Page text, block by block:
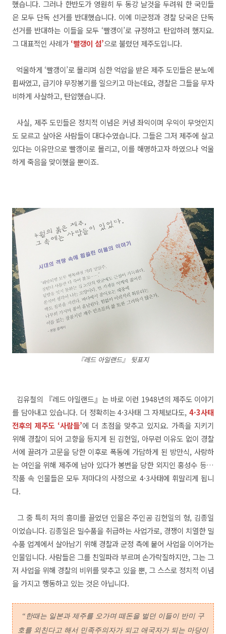
했습니다. 그러나 한반도가 영원히 두 동강 날것을 두려워 한 국민들
은 모두 단독 선거를 반대했습니다. 이에 미군정과 경찰 당국은 단독
선거를 반대하는 이들을 모두 ‘빨갱이’로 규정하고 탄압하려 했지요.
그 대표적인 사례가 ‘빨갱이 섬’으로 불렸던 제주도입니다.
억울하게 ‘빨갱이’로 몰리며 심한 억압을 받은 제주 도민들은 분노에
휩싸였고, 급기야 무장봉기를 일으키고 마는데요, 경찰은 그들을 무자
비하게 사살하고, 탄압했습니다.
사실, 제주 도민들은 정치적 이념은 커녕 좌익이며 우익이 무엇인지
도 모르고 살아온 사람들이 대다수였습니다. 그들은 그저 제주에 살고
있다는 이유만으로 빨갱이로 몰리고, 이를 해명하고자 하였으나 억울
하게 죽음을 맞이했을 뿐이죠.
『레드 아일랜드』 뒷표지
김유철의 『레드 아일랜드』는 바로 이런 1948년의 제주도 이야기
를 담아내고 있습니다. 더 정확히는 4·3사태 그 자체보다도, 4·3사태
전후의 제주도 ‘사람들’에 더 초점을 맞추고 있지요. 가족을 지키기
위해 경찰이 되어 고향을 등지게 된 김헌일, 아무런 이유도 없이 경찰
서에 끌려가 고문을 당한 이후로 폭동에 가담하게 된 방만식, 사랑하
는 여인을 위해 제주에 남아 있다가 봉변을 당한 외지인 홍성수 등…
작품 속 인물들은 모두 저마다의 사정으로 4·3사태에 휘말리게 됩니
다.
그 중 특히 저의 흥미를 끌었던 인물은 주인공 김헌일의 형, 김종일
이었습니다. 김종일은 밀수품을 취급하는 사업가로, 경쟁이 치열한 밀
수품 업계에서 살아남기 위해 경찰과 군정 측에 붙어 사업을 이어가는
인물입니다. 사람들은 그를 친일파라 부르며 손가락질하지만, 그는 그
저 사업을 위해 경찰의 비위를 맞추고 있을 뿐, 그 스스로 정치적 이념
을 가지고 행동하고 있는 것은 아닙니다.
“ 한때는 일본과 제주를 오가며 떼돈을 벌던 이들이 반미 구
호를 외친다고 해서 민족주의자가 되고 애국자가 되는 마당이